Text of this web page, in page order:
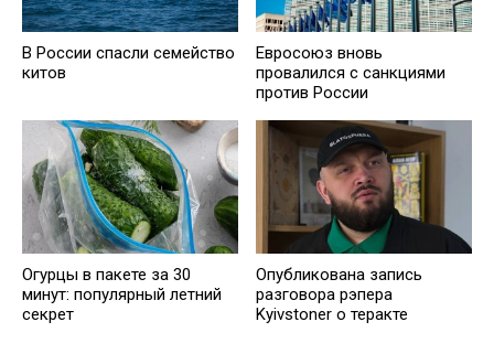
В России спасли семейство
китов
Евросоюз вновь
провалился с санкциями
против России
Огурцы в пакете за 30
минут: популярный летний
секрет
Опубликована запись
разговора рэпера
Kyivstoner о теракте